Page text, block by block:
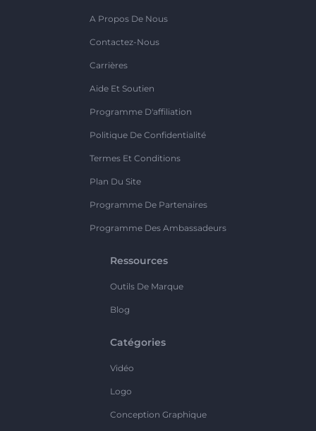
A Propos De Nous
Contactez-Nous
Carrières
Aide Et Soutien
Programme D'affiliation
Politique De Confidentialité
Termes Et Conditions
Plan Du Site
Programme De Partenaires
Programme Des Ambassadeurs
Ressources
Outils De Marque
Blog
Catégories
Vidéo
Logo
Conception Graphique